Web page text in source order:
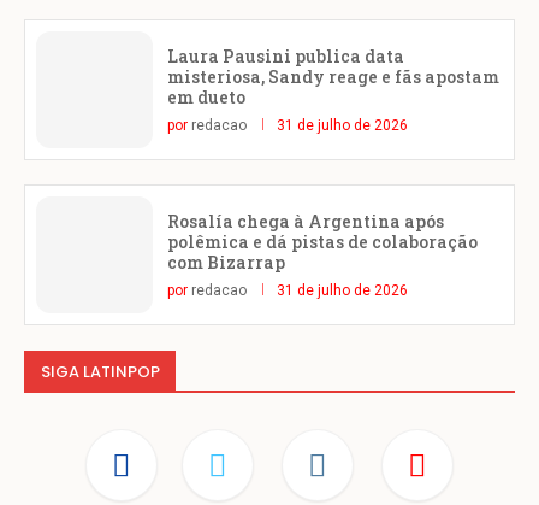
Laura Pausini publica data
misteriosa, Sandy reage e fãs apostam
em dueto
por redacao 31 de julho de 2026
Rosalía chega à Argentina após
polêmica e dá pistas de colaboração
com Bizarrap
por redacao 31 de julho de 2026
SIGA LATINPOP